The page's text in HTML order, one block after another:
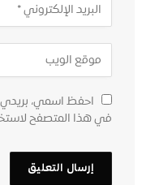
احفظ اسمي، بريدي
في هذا المتصفح